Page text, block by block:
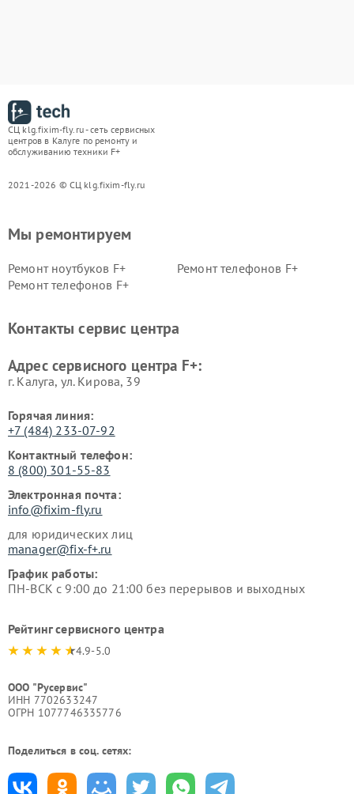
СЦ klg.fixim-fly.ru - сеть сервисных
центров в Калуге по ремонту и
обслуживанию техники F+
2021-2026 © СЦ klg.fixim-fly.ru
Мы ремонтируем
Ремонт ноутбуков F+
Ремонт телефонов F+
Ремонт телефонов F+
Контакты сервис центра
Адрес сервисного центра F+:
г. Калуга, ул. Кирова, 39
Горячая линия:
+7 (484) 233-07-92
Контактный телефон:
8 (800) 301-55-83
Электронная почта:
info@fixim-fly.ru
для юридических лиц
manager@fix-f+.ru
График работы:
ПН-ВСК с 9:00 до 21:00 без перерывов и выходных
Рейтинг сервисного центра
4.9-5.0
ООО "Русервис"
ИНН 7702633247
ОГРН 1077746335776
Поделиться в соц. сетях: